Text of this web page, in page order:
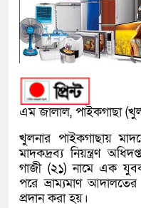
এম জালাল, পাইকগাছা
খুলনার পাইকগাছায়
মাদকদ্রব্য নিয়ন্ত্রণ
গাজী (২১) নামে এক
পরে ভ্রাম্যমাণ
প্রদান করা হয়।